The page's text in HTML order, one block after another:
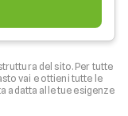
del sito. Per tutte
vai e ottieni tutte le
adatta alle tue esigenze